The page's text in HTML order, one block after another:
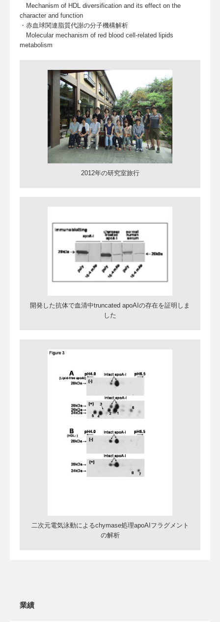
Mechanism of HDL diversification and its effect on the
character and function
・赤血球関連脂質代謝の分子機構解析
Molecular mechanism of red blood cell-related lipids
metabolism
2012年の研究室旅行
開発した抗体で血清中truncated apoAIの存在を証明しま
した
二次元電気泳動によるchymase処理apoAIフラグメント
の解析
業績